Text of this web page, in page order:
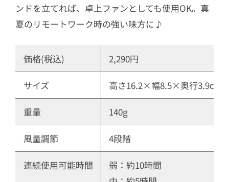
ンドを立てれば、卓上ファンとしても使用OK。真
夏のリモートワーク時の強い味方に♪
価格(税込) 2,290円
サイズ 高さ16.2×幅8.5×奥行3.9cm
重量 140g
風量調節 4段階
連続使用可能時間
弱：約10時間